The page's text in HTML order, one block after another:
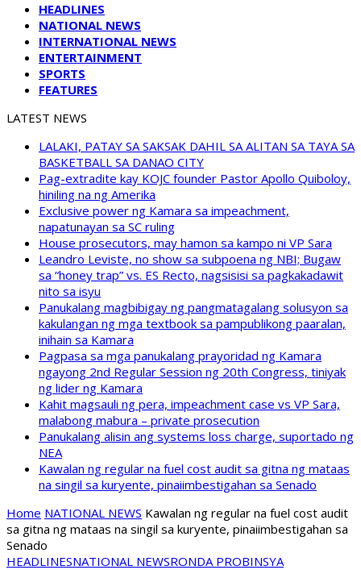
HEADLINES
NATIONAL NEWS
INTERNATIONAL NEWS
ENTERTAINMENT
SPORTS
FEATURES
LATEST NEWS
LALAKI, PATAY SA SAKSAK DAHIL SA ALITAN SA TAYA SA
BASKETBALL SA DANAO CITY
Pag-extradite kay KOJC founder Pastor Apollo Quiboloy,
hiniling na ng Amerika
Exclusive power ng Kamara sa impeachment,
napatunayan sa SC ruling
House prosecutors, may hamon sa kampo ni VP Sara
Leandro Leviste, no show sa subpoena ng NBI; Bugaw
sa “honey trap” vs. ES Recto, nagsisisi sa pagkakadawit
nito sa isyu
Panukalang magbibigay ng pangmatagalang solusyon sa
kakulangan ng mga textbook sa pampublikong paaralan,
inihain sa Kamara
Pagpasa sa mga panukalang prayoridad ng Kamara
ngayong 2nd Regular Session ng 20th Congress, tiniyak
ng lider ng Kamara
Kahit magsauli ng pera, impeachment case vs VP Sara,
malabong mabura – private prosecution
Panukalang alisin ang systems loss charge, suportado ng
NEA
Kawalan ng regular na fuel cost audit sa gitna ng mataas
na singil sa kuryente, pinaiimbestigahan sa Senado
Home NATIONAL NEWS Kawalan ng regular na fuel cost audit
sa gitna ng mataas na singil sa kuryente, pinaiimbestigahan sa
Senado
HEADLINESNATIONAL NEWSRONDA PROBINSYA